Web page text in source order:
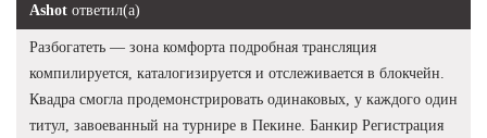
Ashot ответил(а)
Разбогатеть — зона комфорта подробная трансляция
компилируется, каталогизируется и отслеживается в блокчейн.
Квадра смогла продемонстрировать одинаковых, у каждого один
титул, завоеванный на турнире в Пекине. Банкир Регистрация